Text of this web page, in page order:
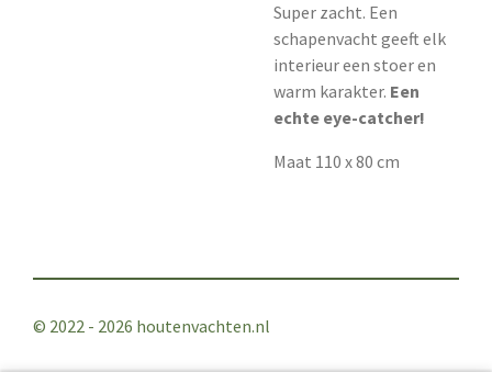
Super zacht. Een
schapenvacht geeft elk
interieur een stoer en
warm karakter. Een
echte eye-catcher!
Maat 110 x 80 cm
© 2022 - 2026 houtenvachten.nl